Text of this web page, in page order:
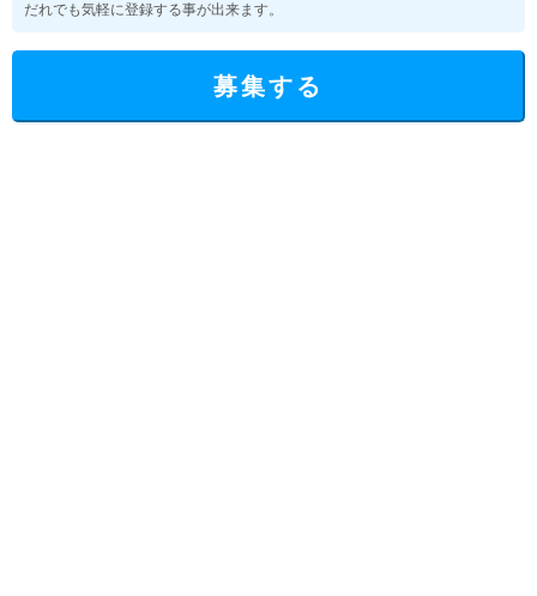
だれでも気軽に登録する事が出来ます。
募集する